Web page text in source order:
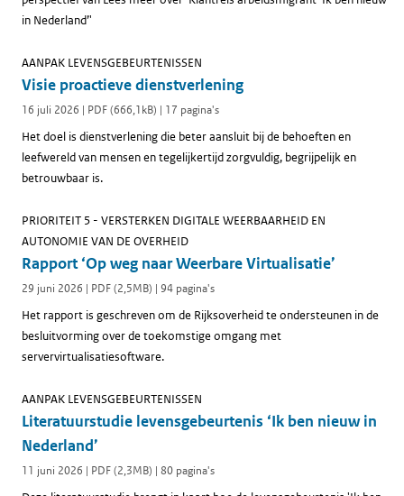
in Nederland’'
Visie proactieve dienstverlening
AANPAK LEVENSGEBEURTENISSEN
16 juli 2026 | PDF (666,1kB) | 17 pagina's
Het doel is dienstverlening die beter aansluit bij de behoeften en
leefwereld van mensen en tegelijkertijd zorgvuldig, begrijpelijk en
betrouwbaar is.
Rapport ‘Op weg naar Weerbare Virtualisatie’
PRIORITEIT 5 - VERSTERKEN DIGITALE WEERBAARHEID EN
AUTONOMIE VAN DE OVERHEID
29 juni 2026 | PDF (2,5MB) | 94 pagina's
Het rapport is geschreven om de Rijksoverheid te ondersteunen in de
besluitvorming over de toekomstige omgang met
servervirtualisatiesoftware.
Literatuurstudie levensgebeurtenis ‘Ik ben nieuw in
Nederland’
AANPAK LEVENSGEBEURTENISSEN
11 juni 2026 | PDF (2,3MB) | 80 pagina's